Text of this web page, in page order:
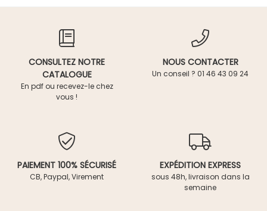
CONSULTEZ NOTRE
CATALOGUE
En pdf ou recevez-le chez
vous !
NOUS CONTACTER
Un conseil ? 01 46 43 09 24
PAIEMENT 100% SÉCURISÉ
CB, Paypal, Virement
EXPÉDITION EXPRESS
sous 48h, livraison dans la
semaine